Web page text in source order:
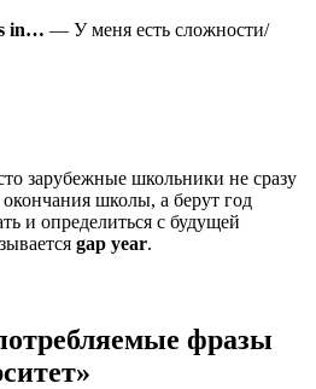
in… — У меня есть сложности/
зарубежные школьники не сразу
школы, а берут год
и определиться с будущей
gap year.
фразы